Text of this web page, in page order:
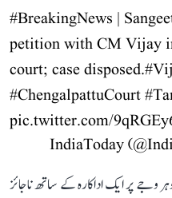
#BreakingNews |
petition with CM Vijay
court; case disposed.
#ChengalpattuCourt
pic.twitter.com/
وجے پر ایک اداکارہ کے ساتھ ناجائز